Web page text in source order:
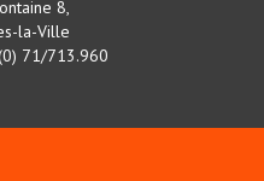
8,
la-Ville
71/713.960